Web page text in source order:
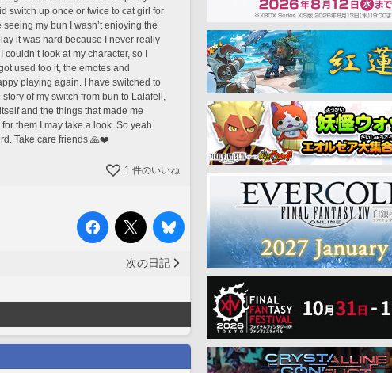
switch up once or twice to cat girl for
my bun I wasn’t enjoying the
it was hard because I never really
look at my character, so I
used too it, the emotes and
playing again. I have switched to
of my switch from bun to Lalafell,
and the things that made me
them I may take a look. So yeah
Take care friends 🙏❤️
1 件のいいね
次の日記